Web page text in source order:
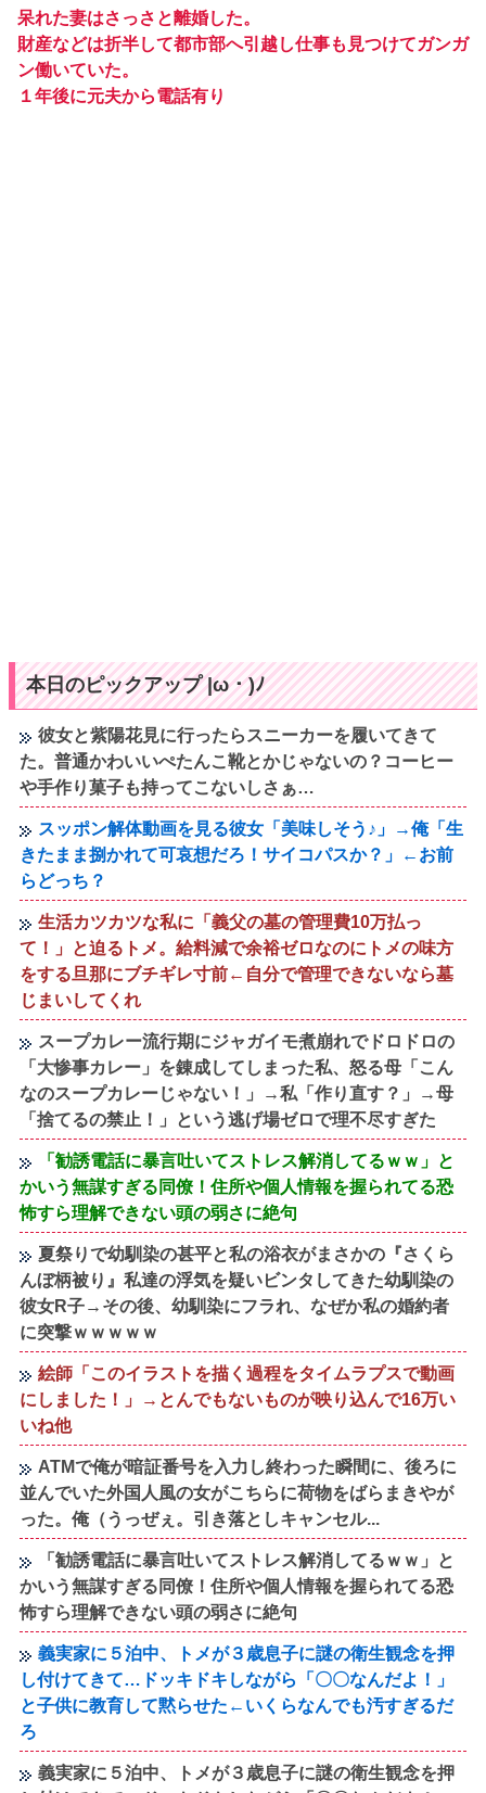
呆れた妻はさっさと離婚した。
財産などは折半して都市部へ引越し仕事も見つけてガンガ
ン働いていた。
１年後に元夫から電話有り
本日のピックアップ |ω・)ﾉ
彼女と紫陽花見に行ったらスニーカーを履いてきて
た。普通かわいいぺたんこ靴とかじゃないの？コーヒー
や手作り菓子も持ってこないしさぁ…
スッポン解体動画を見る彼女「美味しそう♪」→俺「生
きたまま捌かれて可哀想だろ！サイコパスか？」←お前
らどっち？
生活カツカツな私に「義父の墓の管理費10万払っ
て！」と迫るトメ。給料減で余裕ゼロなのにトメの味方
をする旦那にブチギレ寸前←自分で管理できないなら墓
じまいしてくれ
スープカレー流行期にジャガイモ煮崩れでドロドロの
「大惨事カレー」を錬成してしまった私、怒る母「こん
なのスープカレーじゃない！」→私「作り直す？」→母
「捨てるの禁止！」という逃げ場ゼロで理不尽すぎた
「勧誘電話に暴言吐いてストレス解消してるｗｗ」と
かいう無謀すぎる同僚！住所や個人情報を握られてる恐
怖すら理解できない頭の弱さに絶句
夏祭りで幼馴染の甚平と私の浴衣がまさかの『さくら
んぼ柄被り』私達の浮気を疑いビンタしてきた幼馴染の
彼女R子→その後、幼馴染にフラれ、なぜか私の婚約者
に突撃ｗｗｗｗｗ
絵師「このイラストを描く過程をタイムラプスで動画
にしました！」→とんでもないものが映り込んで16万い
いね他
ATMで俺が暗証番号を入力し終わった瞬間に、後ろに
並んでいた外国人風の女がこちらに荷物をばらまきやが
った。俺（うっぜぇ。引き落としキャンセル...
「勧誘電話に暴言吐いてストレス解消してるｗｗ」と
かいう無謀すぎる同僚！住所や個人情報を握られてる恐
怖すら理解できない頭の弱さに絶句
義実家に５泊中、トメが３歳息子に謎の衛生観念を押
し付けてきて…ドッキドキしながら「〇〇なんだよ！」
と子供に教育して黙らせた←いくらなんでも汚すぎるだ
ろ
義実家に５泊中、トメが３歳息子に謎の衛生観念を押